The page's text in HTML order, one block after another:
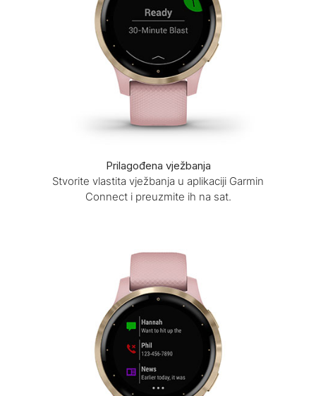
Prilagođena vježbanja
Stvorite vlastita vježbanja u aplikaciji Garmin
Connect i preuzmite ih na sat.